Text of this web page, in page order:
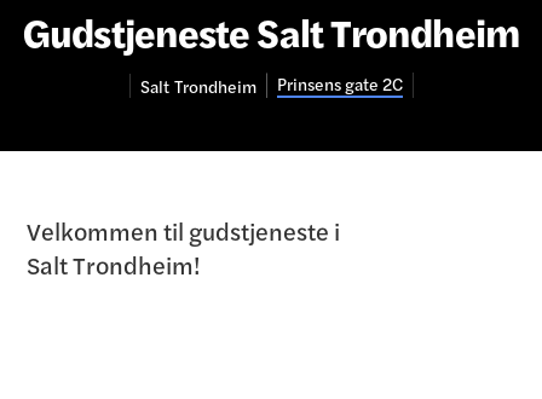
Gudstjeneste Salt Trondheim
Salt Trondheim Prinsens gate 2C
Velkommen til gudstjeneste i
Salt Trondheim!